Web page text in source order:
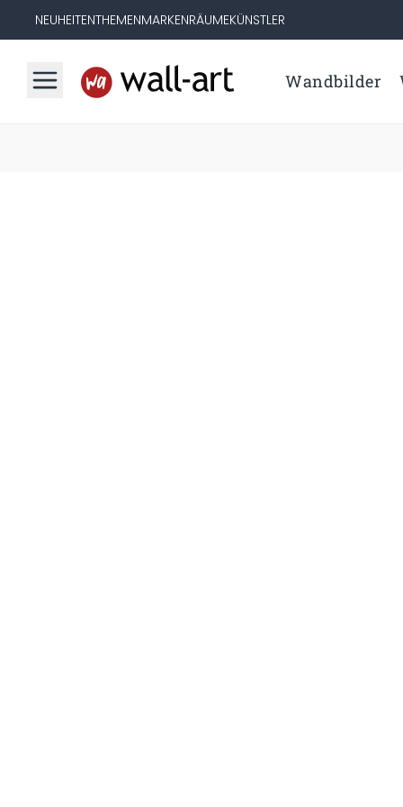
NEUHEITENTHEMENMARKENRÄUMEKÜNSTLER
Wandbilder